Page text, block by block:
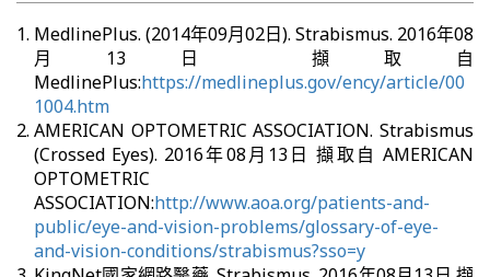
MedlinePlus. (2014年09月02日). Strabismus. 2016年08
月13日 擷取自
MedlinePlus:https://medlineplus.gov/ency/article/00
1004.htm
AMERICAN OPTOMETRIC ASSOCIATION. Strabismus
(Crossed Eyes). 2016年08月13日 擷取自 AMERICAN
OPTOMETRIC
ASSOCIATION:http://www.aoa.org/patients-and-
public/eye-and-vision-problems/glossary-of-eye-
and-vision-conditions/strabismus?sso=y